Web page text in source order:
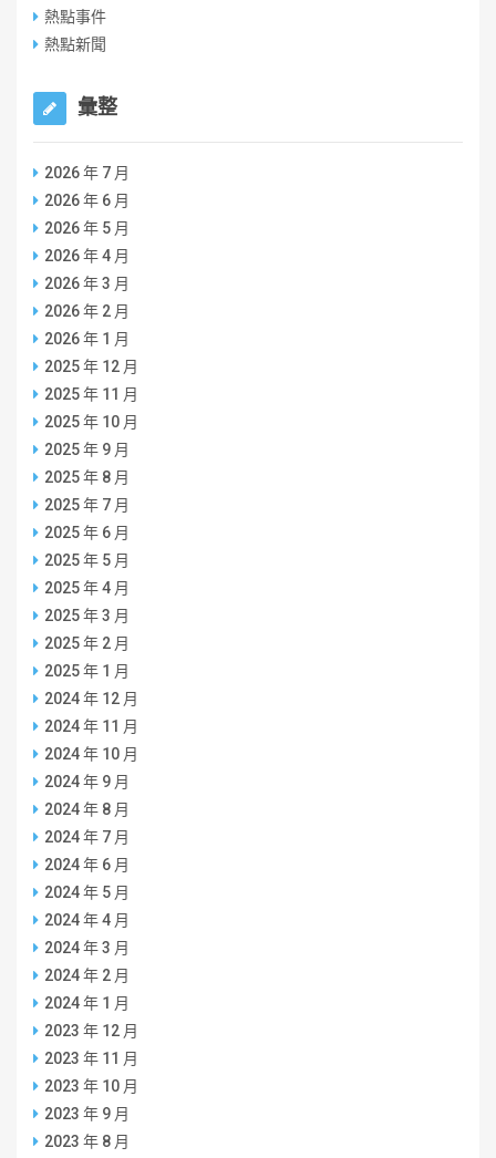
熱點事件
熱點新聞
彙整
2026 年 7 月
2026 年 6 月
2026 年 5 月
2026 年 4 月
2026 年 3 月
2026 年 2 月
2026 年 1 月
2025 年 12 月
2025 年 11 月
2025 年 10 月
2025 年 9 月
2025 年 8 月
2025 年 7 月
2025 年 6 月
2025 年 5 月
2025 年 4 月
2025 年 3 月
2025 年 2 月
2025 年 1 月
2024 年 12 月
2024 年 11 月
2024 年 10 月
2024 年 9 月
2024 年 8 月
2024 年 7 月
2024 年 6 月
2024 年 5 月
2024 年 4 月
2024 年 3 月
2024 年 2 月
2024 年 1 月
2023 年 12 月
2023 年 11 月
2023 年 10 月
2023 年 9 月
2023 年 8 月